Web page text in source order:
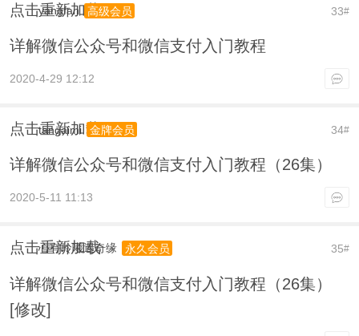
点击重新加载 33#
yangfan 高级会员
详解微信公众号和微信支付入门教程
2020-4-29 12:12
点击重新加载 34#
tangaimi 金牌会员
详解微信公众号和微信支付入门教程（26集）
2020-5-11 11:13
点击重新加载 35#
心有玲曦遇奇缘 永久会员
详解微信公众号和微信支付入门教程（26集）
[修改]